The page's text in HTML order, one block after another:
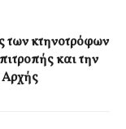
των κτηνοτρόφων
και την
Αρχής